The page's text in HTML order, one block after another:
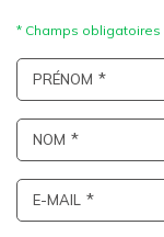
PRÉNOM
NOM
E-MAIL